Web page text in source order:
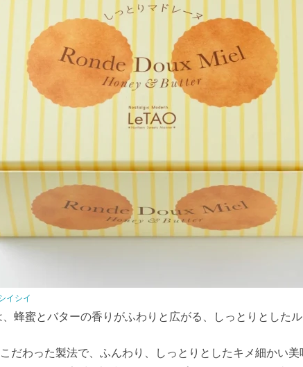
イシイ
、蜂蜜とバターの香りがふわりと広がる、しっとりとしたル
だわった製法で、ふんわり、しっとりとしたキメ細かい美